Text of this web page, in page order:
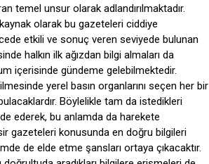
temel unsur olarak adlandırılmaktadır.
olarak bu gazeteleri ciddiye
etkili ve sonuç veren seviyede bulunan
halkın ilk ağızdan bilgi almaları da
içerisinde gündeme gelebilmektedir.
yerel basın organlarını seçen her bir
Böylelikle tam da istedikleri
ederek, bu anlamda da harekete
gazeteleri konusunda en doğru bilgileri
de elde etme şansları ortaya çıkacaktır.